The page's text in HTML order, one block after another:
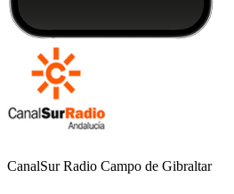
CanalSur Radio Campo de Gibraltar